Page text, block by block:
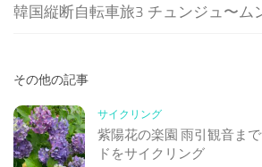
韓国縦断自転車旅3 チュンジュ〜ム
その他の記事
サイクリング
紫陽花の楽園 雨引観音ま
ドをサイクリング